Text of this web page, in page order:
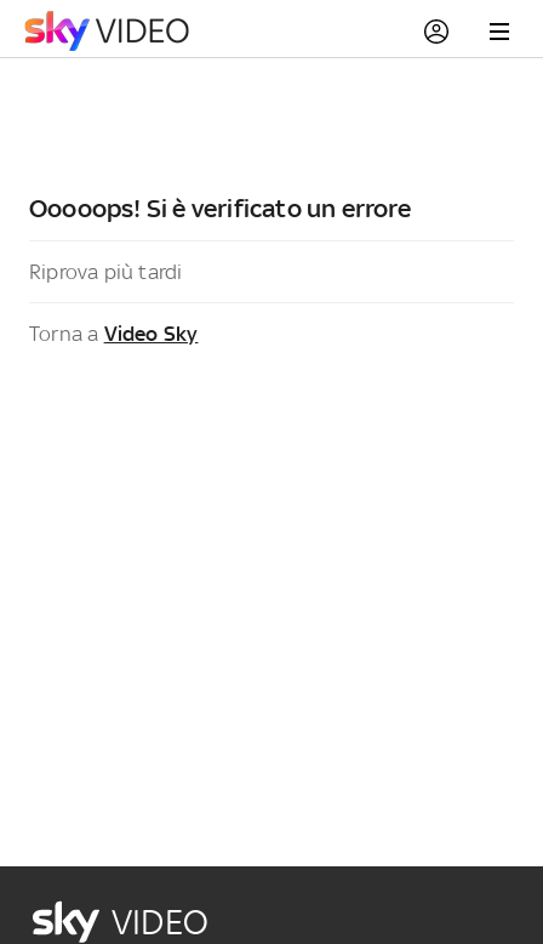
Ooooops! Si è verificato un errore
Riprova più tardi
Torna a Video Sky
VIDEO